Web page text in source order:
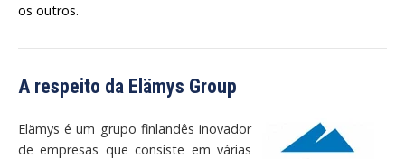
os outros.
A respeito da Elämys Group
Elämys é um grupo finlandês inovador
de empresas que consiste em várias